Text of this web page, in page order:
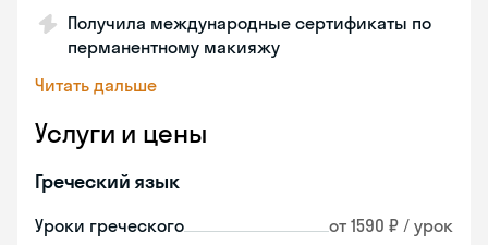
Получила международные сертификаты по
перманентному макияжу
Читать дальше
Услуги и цены
Греческий язык
Уроки греческого от 1590 ₽ / урок